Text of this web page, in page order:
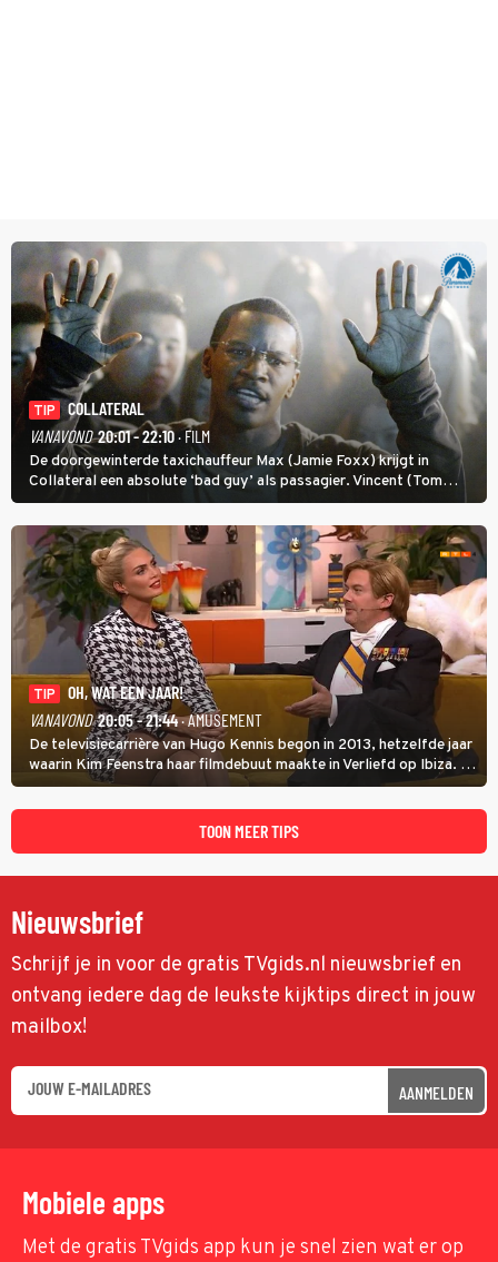
TIP
COLLATERAL
VANAVOND 20:01 - 22:10· FILM
De doorgewinterde taxichauffeur Max (Jamie Foxx) krijgt in
Collateral een absolute ‘bad guy’ als passagier. Vincent (Tom
Cruise) heeft hem nodig om hem de stad door te loodsen om een
wel heel lugubere reden.
TIP
OH, WAT EEN JAAR!
VANAVOND 20:05 - 21:44· AMUSEMENT
De televisiecarrière van Hugo Kennis begon in 2013, hetzelfde jaar
waarin Kim Feenstra haar filmdebuut maakte in Verliefd op Ibiza. In
Oh, Wat een Jaar! wordt duidelijk wat ze nog meer weten van het
jaar waarin ze allebei eindtwintigers waren.
TOON MEER TIPS
Nieuwsbrief
Schrijf je in voor de gratis TVgids.nl nieuwsbrief en
ontvang iedere dag de leukste kijktips direct in jouw
mailbox!
AANMELDEN
Mobiele apps
Met de gratis TVgids app kun je snel zien wat er op